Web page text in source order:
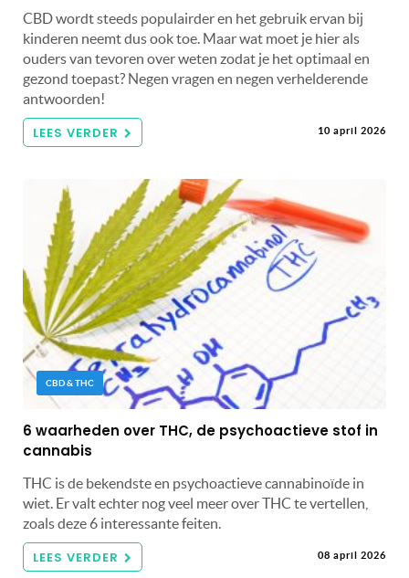
CBD wordt steeds populairder en het gebruik ervan bij
kinderen neemt dus ook toe. Maar wat moet je hier als
ouders van tevoren over weten zodat je het optimaal en
gezond toepast? Negen vragen en negen verhelderende
antwoorden!
LEES VERDER 10 april 2026
CBD & THC
6 waarheden over THC, de psychoactieve stof in
cannabis
THC is de bekendste en psychoactieve cannabinoïde in
wiet. Er valt echter nog veel meer over THC te vertellen,
zoals deze 6 interessante feiten.
LEES VERDER 08 april 2026